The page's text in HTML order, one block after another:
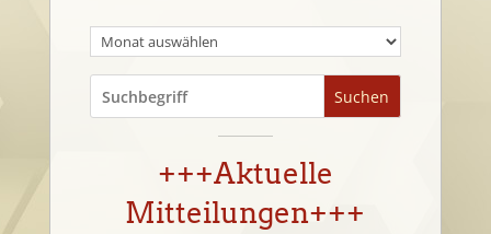
Suchen
+++Aktuelle
Mitteilungen+++